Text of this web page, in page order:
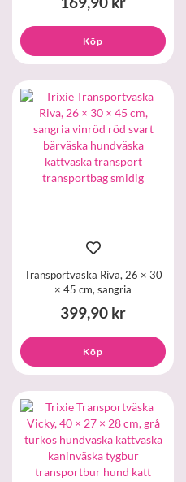
Köp
Transportväska Riva, 26 × 30
× 45 cm, sangria
399,90 kr
Köp